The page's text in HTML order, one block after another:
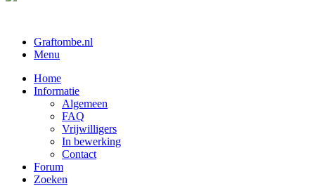
Graftombe.nl
Menu
Home
Informatie
Algemeen
FAQ
Vrijwilligers
In bewerking
Contact
Forum
Zoeken